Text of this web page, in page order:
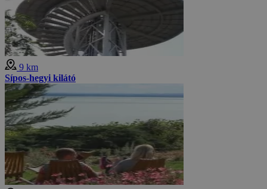
9 km
Sípos-hegyi kilátó